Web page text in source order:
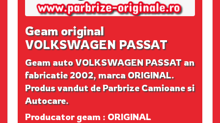
Geam original
VOLKSWAGEN PASSAT
Geam auto VOLKSWAGEN PASSAT an
fabricatie 2002, marca ORIGINAL.
Produs vandut de Parbrize Camioane si
Autocare.
Producator geam : ORIGINAL